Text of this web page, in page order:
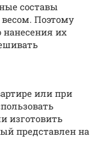
составы
Поэтому
нанесения их
или при
изготовить
представлен на